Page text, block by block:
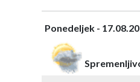
Ponedeljek -